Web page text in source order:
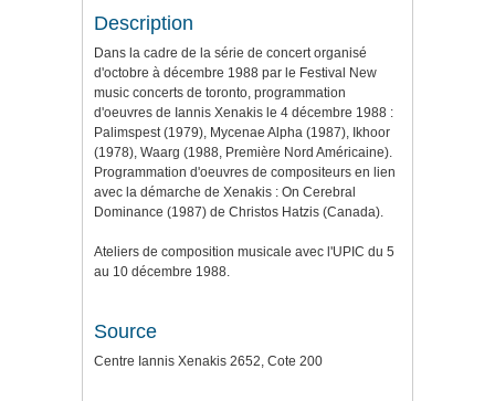
Description
Dans la cadre de la série de concert organisé
d'octobre à décembre 1988 par le Festival New
music concerts de toronto, programmation
d'oeuvres de Iannis Xenakis le 4 décembre 1988 :
Palimspest (1979), Mycenae Alpha (1987), Ikhoor
(1978), Waarg (1988, Première Nord Américaine).
Programmation d'oeuvres de compositeurs en lien
avec la démarche de Xenakis : On Cerebral
Dominance (1987) de Christos Hatzis (Canada).
Ateliers de composition musicale avec l'UPIC du 5
au 10 décembre 1988.
Source
Centre Iannis Xenakis 2652, Cote 200